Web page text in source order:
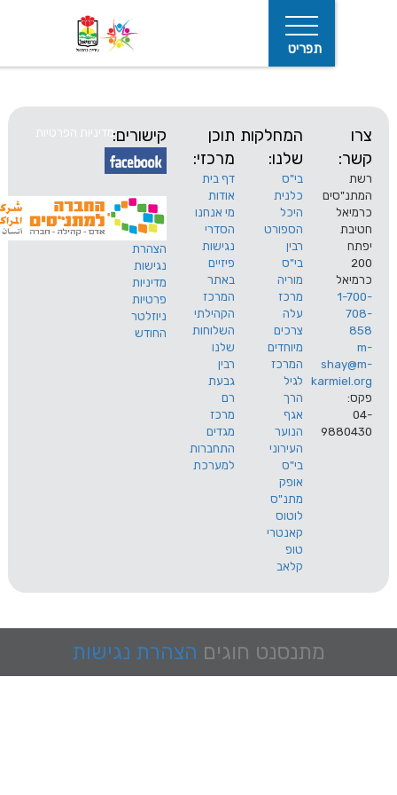
המחלקות
שלנו:
בי"ס
כלנית
היכל
הספורט
רבין
בי"ס
מוריה
מרכז
עלה
צרכים
מיוחדים
המרכז
לגיל
הרך
אגף
הנוער
תוכן
מרכזי:
דף בית
אודות
מי אנחנו
הסדרי
נגישות
פיזיים
באתר
המרכז
הקהילתי
השלוחות
שלנו
רבין
גבעת
רם
מרכז
מגדים
התחברות
למערכת
קישורים:
הצהרת
נגישות
מדיניות
פרטיות
ניוזלטר
החודש
מדיניות הפרטיות
מתנסנט חוגים הצהרת נגישות